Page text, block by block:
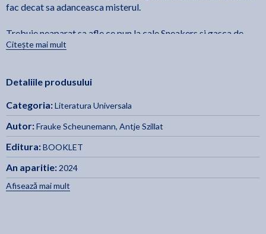
fac decat sa adanceasca misterul.
Trebuie neaparat sa afle ce pun la cale Sneakers si gasca de
pisici - chiar daca, pentru asta, va trebui sa devina un intrus.
Citește mai mult
Detaliile produsului
Categoria:Literatura Universala
Autor:Frauke Scheunemann, Antje Szillat
Editura:BOOKLET
An aparitie: 2024
Afisează mai mult